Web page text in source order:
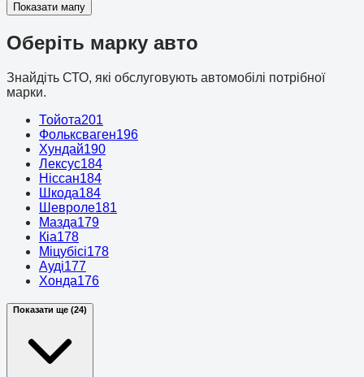
Показати мапу
Оберіть марку авто
Знайдіть СТО, які обслуговують автомобілі потрібної
марки.
Тойота201
Фольксваген196
Хундай190
Лексус184
Ніссан184
Шкода184
Шевроле181
Мазда179
Кіа178
Міцубісі178
Ауді177
Хонда176
Показати ще (24)